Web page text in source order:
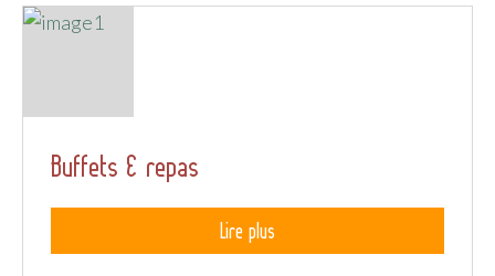
Buffets & repas
Lire plus